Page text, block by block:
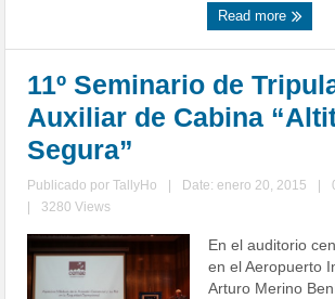
Read more
11º Seminario de
Auxiliar de Cabina
Segura”
Publicado porTallyHo Date: enero 20, 2015
3280 Views
En el auditorio
en el Aeropuerto
Arturo Merino